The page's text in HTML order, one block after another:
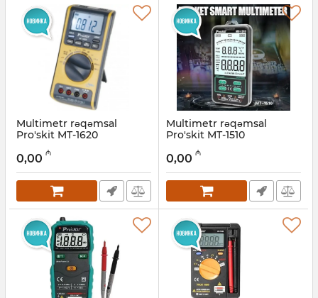
Multimetr rəqəmsal
Pro'skit MT-1620
027001006
0,00 ₼
Multimetr rəqəmsal
Pro'skit MT-1510
027001007
0,00 ₼